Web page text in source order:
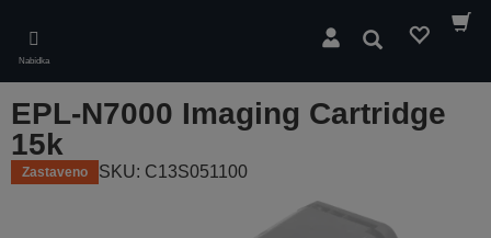
main
content
Nabídka
Hledat
EPL-N7000 Imaging Cartridge
15k
Zastaveno SKU: C13S051100